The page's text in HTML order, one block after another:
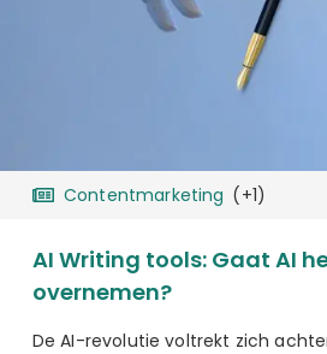
Contentmarketing (+1)
AI Writing tools: Gaat AI
overnemen?
De AI-revolutie voltrekt zich